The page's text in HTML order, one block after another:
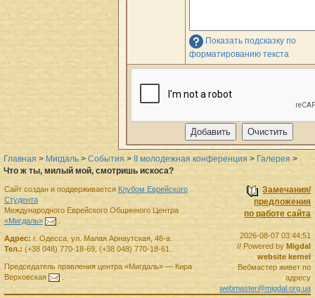
Показать подсказку по
форматированию текста
Главная > Мигдаль > События > II молодежная конференция > Галерея >
Что ж ты, милый мой, смотришь искоса?
Замечания/
предложения
по работе сайта
2026-08-07 03:44:51
// Powered byMigdal
website kernel
Вебмастер живет по
адресу
webmaster@migdal.org.ua
Сайт создан и поддерживается Клубом Еврейского
Студента
Международного Еврейского Общинного Центра
«Мигдаль»
.
Адрес: г. Одесса, ул. Малая Арнаутская, 46-а.
Тел.: (+38 048) 770-18-69, (+38 048) 770-18-61
Председатель правленияцентра «Мигдаль»— Кира
Верховская
.